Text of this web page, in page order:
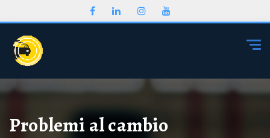
Problemi al cambio